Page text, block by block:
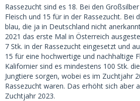
Rassezucht sind es 18. Bei den
Fleisch und 15 für in der Rassezucht. Bei
blau, die ja in Deutschland nicht
2021 das erste Mal in Österreich
7 Stk. in der Rassezucht eingesetzt und
15 für eine hochwertige und nachhaltige
Kalifornier sind es mindestens 100 Stk.
Jungtiere sorgen, wobei es im Zuchtjahr
Rassezucht waren. Das erhöht sich aber
Zuchtjahr 2023.